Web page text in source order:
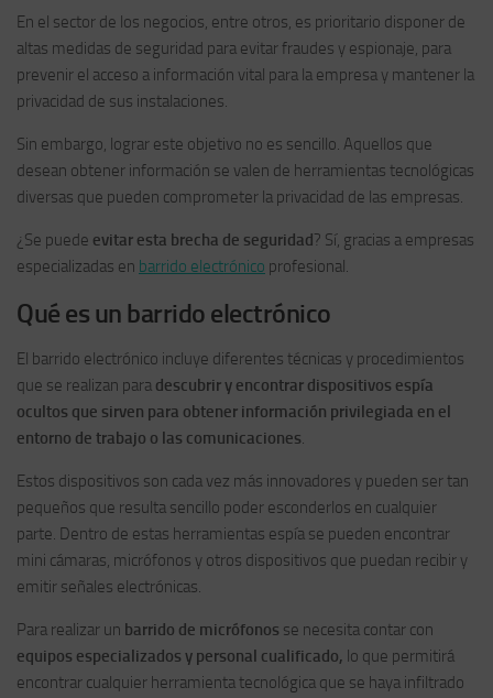
En el sector de los negocios, entre otros, es prioritario disponer de
altas medidas de seguridad para evitar fraudes y espionaje, para
prevenir el acceso a información vital para la empresa y mantener la
privacidad de sus instalaciones.
Sin embargo, lograr este objetivo no es sencillo. Aquellos que
desean obtener información se valen de herramientas tecnológicas
diversas que pueden comprometer la privacidad de las empresas.
¿Se puede evitar esta brecha de seguridad? Sí, gracias a empresas
especializadas en barrido electrónico profesional.
Qué es un barrido electrónico
El barrido electrónico incluye diferentes técnicas y procedimientos
que se realizan para descubrir y encontrar dispositivos espía
ocultos que sirven para obtener información privilegiada en el
entorno de trabajo o las comunicaciones.
Estos dispositivos son cada vez más innovadores y pueden ser tan
pequeños que resulta sencillo poder esconderlos en cualquier
parte. Dentro de estas herramientas espía se pueden encontrar
mini cámaras, micrófonos y otros dispositivos que puedan recibir y
emitir señales electrónicas.
Para realizar un barrido de micrófonos se necesita contar con
equipos especializados y personal cualificado, lo que permitirá
encontrar cualquier herramienta tecnológica que se haya infiltrado